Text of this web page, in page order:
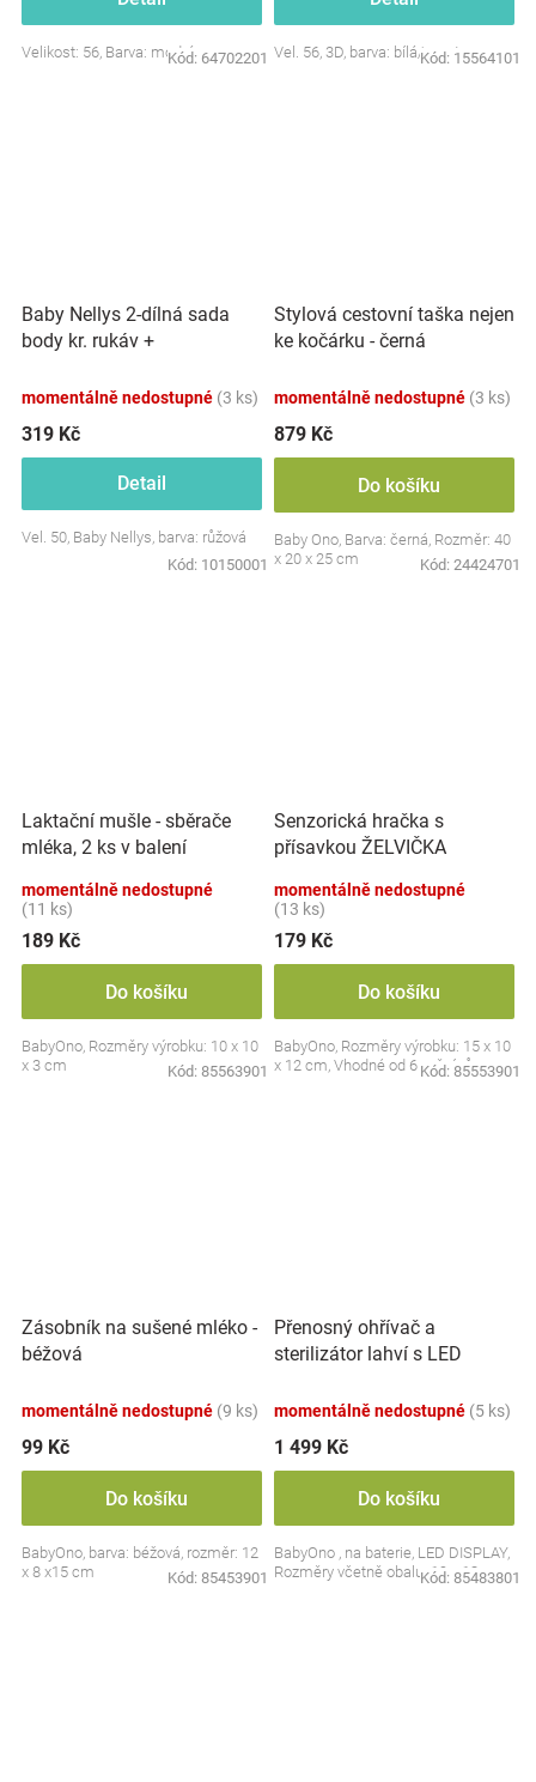
Velikost: 56, Barva: modrá
Kód: 64702201 Vel. 56, 3D, barva: bílá/smetana
Kód: 15564101
Baby Nellys 2-dílná sada
body kr. rukáv +
Little Star
momentálně nedostupné (3 ks)
319 Kč
Detail
Vel. 50, Baby Nellys, barva: růžová
Kód: 10150001
Stylová cestovní taška nejen
ke kočárku - černá
momentálně nedostupné (3 ks)
879 Kč
Do košíku
Baby Ono, Barva: černá, Rozměr: 40
x 20 x 25 cm
Kód: 24424701
Laktační mušle - sběrače
mléka, 2 ks v balení
momentálně nedostupné
(11 ks)
189 Kč
Do košíku
BabyOno, Rozměry výrobku: 10 x 10
x 3 cm
Kód: 85563901
Senzorická hračka s
přísavkou ŽELVIČKA
momentálně nedostupné
(13 ks)
179 Kč
Do košíku
BabyOno, Rozměry výrobku: 15 x 10
x 12 cm, Vhodné od 6 měsíců
Kód: 85553901
Zásobník na sušené mléko -
béžová
momentálně nedostupné (9 ks)
99 Kč
Do košíku
BabyOno, barva: béžová, rozměr: 12
x 8 x15 cm
Kód: 85453901
Přenosný ohřívač a
sterilizátor lahví s LED
momentálně nedostupné (5 ks)
1 499 Kč
Do košíku
BabyOno , na baterie, LED DISPLAY,
Rozměry včetně obalu: 19 x 13 cm.
Kód: 85483801